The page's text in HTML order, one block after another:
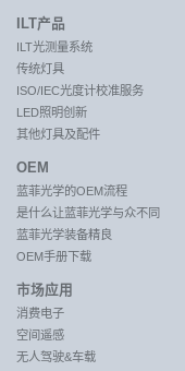
ILT产品
ILT光测量系统
传统灯具
ISO/IEC光度计校准服务
LED照明创新
其他灯具及配件
OEM
蓝菲光学的OEM流程
是什么让蓝菲光学与众不同
蓝菲光学装备精良
OEM手册下载
市场应用
消费电子
空间遥感
无人驾驶&车载